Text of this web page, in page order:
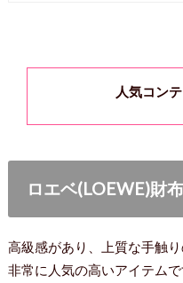
人気コン
ロエベ(LOEWE)財
高級感があり、上質な手触
非常に人気の高いアイテム